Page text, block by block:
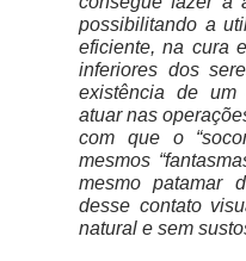
possibilitando a
eficiente, na cura
inferiores dos
existência de um
atuar nas
com que o
mesmos
mesmo patamar
desse contato
natural e sem